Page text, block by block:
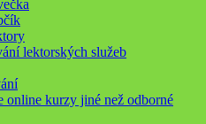
lektorských služeb
online kurzy jiné než odborné